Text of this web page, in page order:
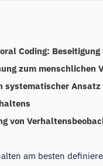
Coding: Beseitigung
zum menschlichen
systematischer Ansatz
von
am besten